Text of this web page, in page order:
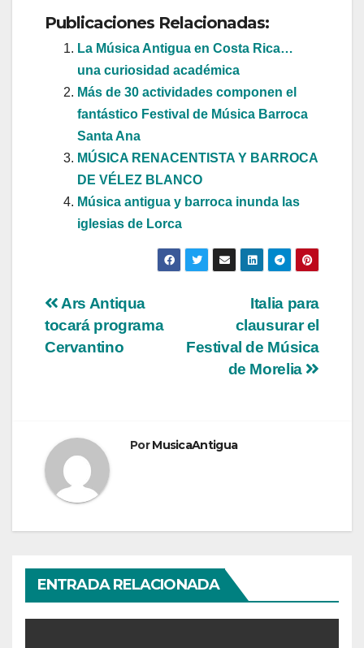
Publicaciones Relacionadas:
La Música Antigua en Costa Rica…
una curiosidad académica
Más de 30 actividades componen el
fantástico Festival de Música Barroca
Santa Ana
MÚSICA RENACENTISTA Y BARROCA
DE VÉLEZ BLANCO
Música antigua y barroca inunda las
iglesias de Lorca
Navegación
de
Italia para
clausurar el
Festival de Música
de Morelia
Ars Antiqua
tocará programa
Cervantino
PorMusicaAntigua
ENTRADA RELACIONADA